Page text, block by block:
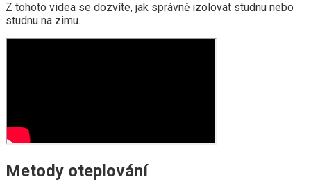
Z tohoto videa se dozvíte, jak správně izolovat studnu nebo
studnu na zimu.
Metody oteplování